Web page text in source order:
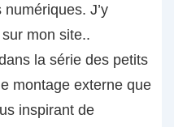
J’y
mon site..
la série des petits
montage externe que
inspirant de